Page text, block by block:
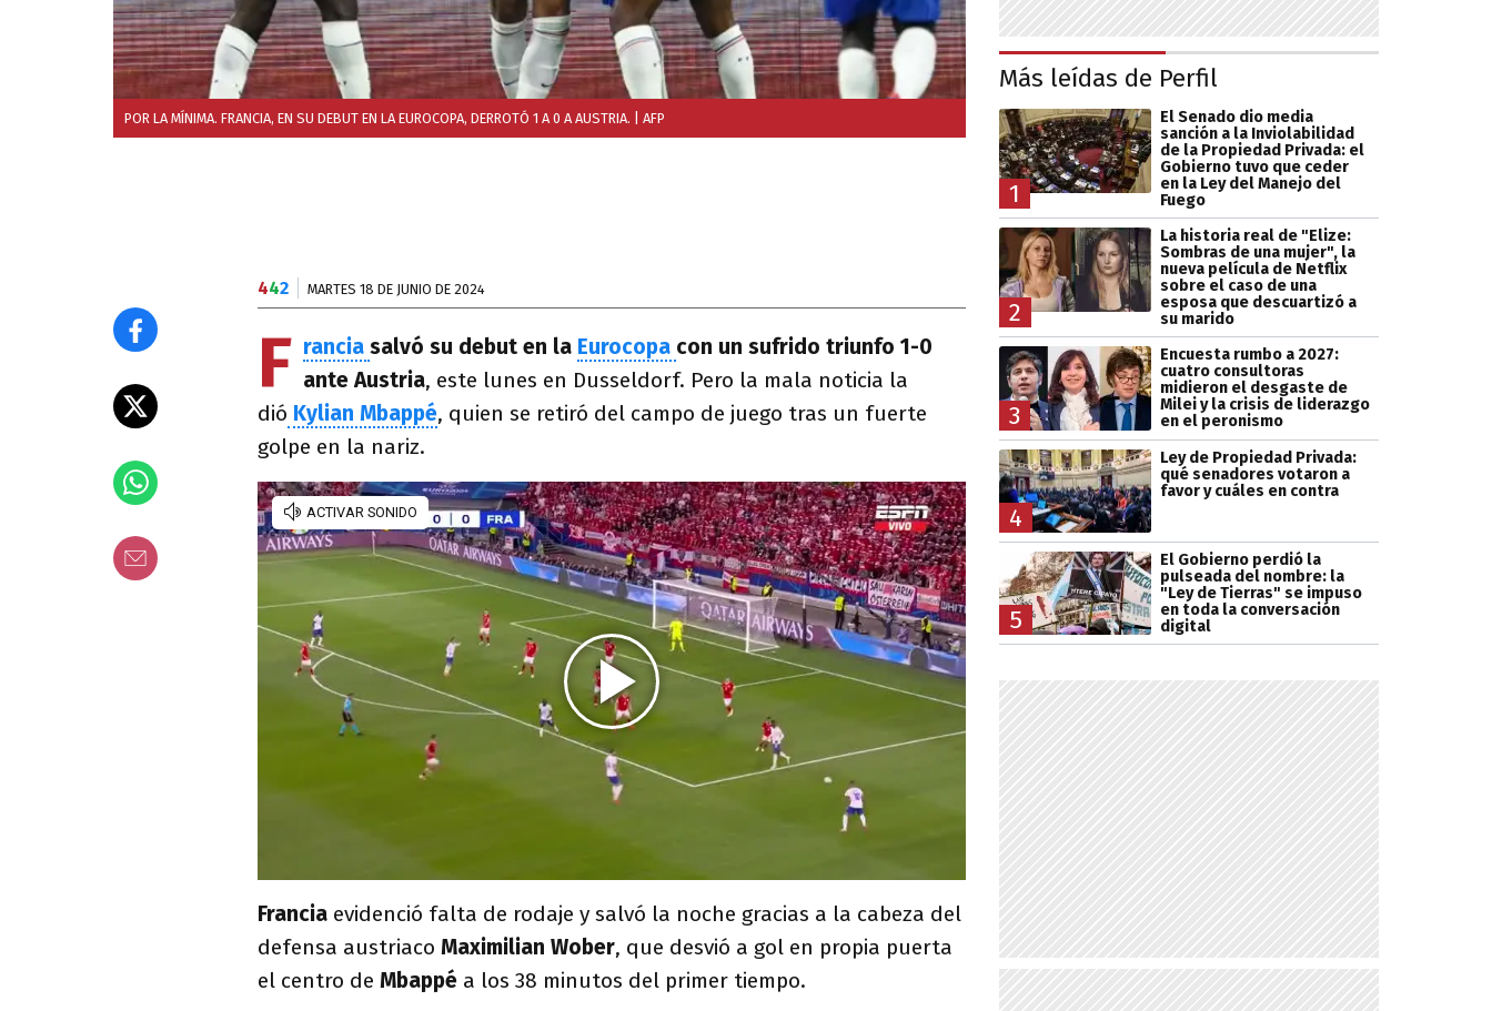
POR LA MÍNIMA. FRANCIA, EN SU DEBUT EN LA EUROCOPA, DERROTÓ 1 A 0 A AUSTRIA. | AFP
442 MARTES 18 DE JUNIO DE 2024
F rancia salvó su debut en la Eurocopa con un sufrido triunfo 1-0
ante Austria, este lunes en Dusseldorf. Pero la mala noticia la
dió Kylian Mbappé, quien se retiró del campo de juego tras un fuerte
golpe en la nariz.
Francia evidenció falta de rodaje y salvó la noche gracias a la cabeza del
defensa austriaco Maximilian Wober, que desvió a gol en propia puerta
el centro de Mbappé a los 38 minutos del primer tiempo.
Más leídas de Perfil
1
El Senado dio media
sanción a la Inviolabilidad
de la Propiedad Privada: el
Gobierno tuvo que ceder
en la Ley del Manejo del
Fuego
2
La historia real de "Elize:
Sombras de una mujer", la
nueva película de Netflix
sobre el caso de una
esposa que descuartizó a
su marido
3
Encuesta rumbo a 2027:
cuatro consultoras
midieron el desgaste de
Milei y la crisis de liderazgo
en el peronismo
4
Ley de Propiedad Privada:
qué senadores votaron a
favor y cuáles en contra
5
El Gobierno perdió la
pulseada del nombre: la
"Ley de Tierras" se impuso
en toda la conversación
digital